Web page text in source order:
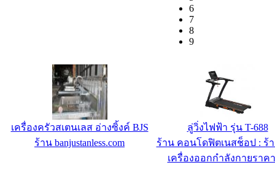
6
7
8
9
เครื่องครัวสเตนเลส อ่างซิ้งค์ BJS
ร้าน banjustanless.com
ลู่วิ่งไฟฟ้า รุ่น T-688
ร้าน คอนโดฟิตเนสช็อป : ร้
เครื่องออกกำลังกายราค